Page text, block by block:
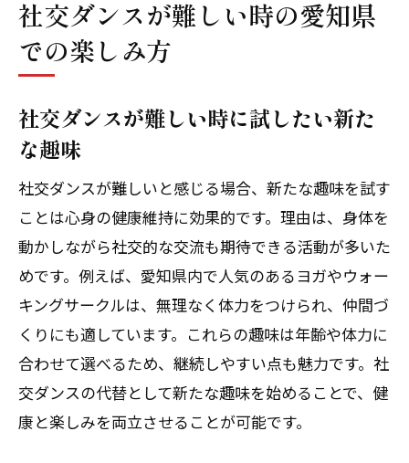
社交ダンスが難しい時の愛知県
での楽しみ方
社交ダンスが難しい時に試したい新た
な趣味
社交ダンスが難しいと感じる場合、新たな趣味を試す
ことは心身の健康維持に効果的です。理由は、身体を
動かしながら社交的な交流も期待できる活動が多いた
めです。例えば、愛知県内で人気のあるヨガやウォー
キングサークルは、無理なく体力をつけられ、仲間づ
くりにも適しています。これらの趣味は年齢や体力に
合わせて選べるため、継続しやすい点も魅力です。社
交ダンスの代替として新たな趣味を始めることで、健
康と楽しみを両立させることが可能です。